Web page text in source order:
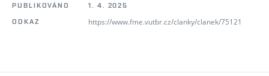
PUBLIKOVÁNO
1. 4. 2025
ODKAZ
https://www.fme.vutbr.cz/clanky/clanek/75121